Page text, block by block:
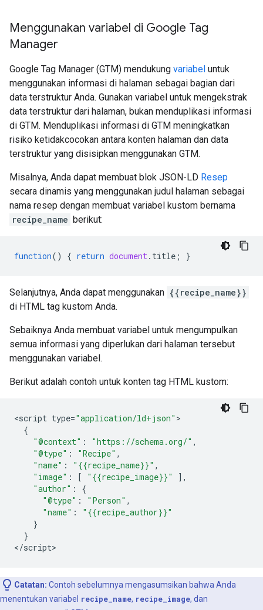
Menggunakan variabel di Google Tag
Manager
Google Tag Manager (GTM) mendukung variabel untuk
menggunakan informasi di halaman sebagai bagian dari
data terstruktur Anda. Gunakan variabel untuk mengekstrak
data terstruktur dari halaman, bukan menduplikasi informasi
di GTM. Menduplikasi informasi di GTM meningkatkan
risiko ketidakcocokan antara konten halaman dan data
terstruktur yang disisipkan menggunakan GTM.
Misalnya, Anda dapat membuat blok JSON-LD Resep
secara dinamis yang menggunakan judul halaman sebagai
nama resep dengan membuat variabel kustom bernama
recipe_name berikut:
function() { return document. title ; }
Selanjutnya, Anda dapat menggunakan {{recipe_name}}
di HTML tag kustom Anda.
Sebaiknya Anda membuat variabel untuk mengumpulkan
semua informasi yang diperlukan dari halaman tersebut
menggunakan variabel.
Berikut adalah contoh untuk konten tag HTML kustom:
<script type="application/ld+json"
{
"@context" : "https://schema.org/" ,
"@type" : "Recipe" ,
"name" : "{{recipe_name}}" ,
"image" : [ "{{recipe_image}}"
],
"author" :
{
"@type" : "Person" ,
"name" :
"{{recipe_author}}"
}
}
</script>
Catatan: Contoh sebelumnya mengasumsikan bahwa Anda
menentukan variabel recipe_name, recipe_image, dan